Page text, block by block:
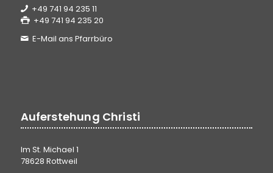
+49 741 94 235 11
+49 741 94 235 20
E-Mail ans Pfarrbüro
Auferstehung Christi
Im St. Michael 1
78628 Rottweil